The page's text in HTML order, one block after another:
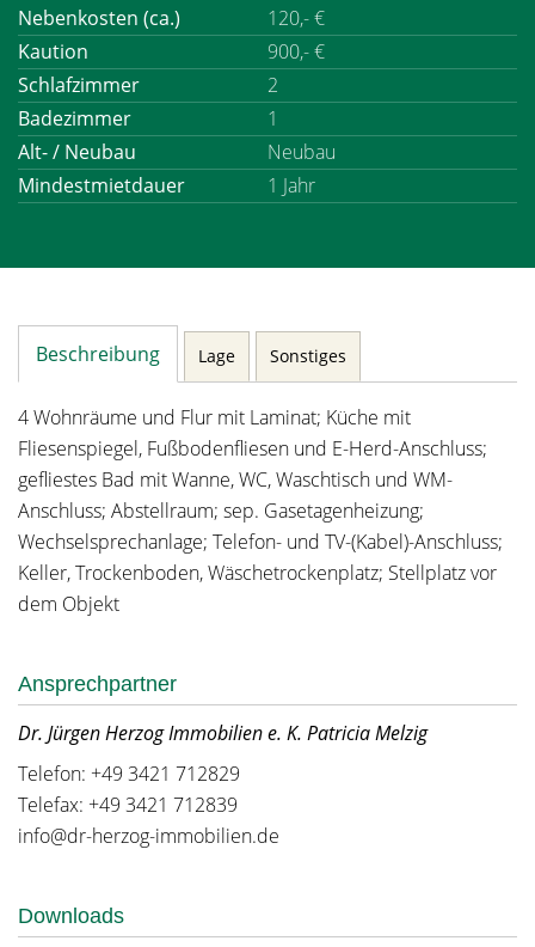
Nebenkosten (ca.)
120,- €
Kaution
900,- €
Schlafzimmer
2
Badezimmer
1
Alt- / Neubau
Neubau
Mindestmietdauer
1 Jahr
Beschreibung Lage Sonstiges
4 Wohnräume und Flur mit Laminat; Küche mit
Fliesenspiegel, Fußbodenfliesen und E-Herd-Anschluss;
gefliestes Bad mit Wanne, WC, Waschtisch und WM-
Anschluss; Abstellraum; sep. Gasetagenheizung;
Wechselsprechanlage; Telefon- und TV-(Kabel)-Anschluss;
Keller, Trockenboden, Wäschetrockenplatz; Stellplatz vor
dem Objekt
Ansprechpartner
Dr. Jürgen Herzog Immobilien e. K. Patricia Melzig
Telefon: +49 3421 712829
Telefax: +49 3421 712839
info@dr-herzog-immobilien.de
Downloads